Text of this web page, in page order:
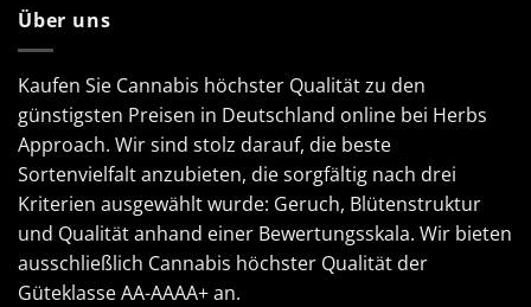
Über uns
Kaufen Sie Cannabis höchster Qualität zu den
günstigsten Preisen in Deutschland online bei Herbs
Approach. Wir sind stolz darauf, die beste
Sortenvielfalt anzubieten, die sorgfältig nach drei
Kriterien ausgewählt wurde: Geruch, Blütenstruktur
und Qualität anhand einer Bewertungsskala. Wir bieten
ausschließlich Cannabis höchster Qualität der
Güteklasse AA-AAAA+ an.